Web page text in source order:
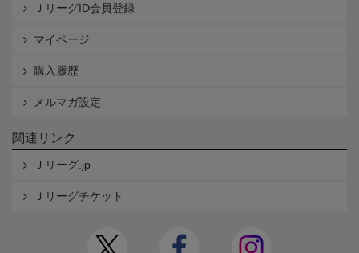
ＪリーグID会員登録
マイページ
購入履歴
メルマガ設定
関連リンク
Ｊリーグ.jp
Ｊリーグチケット